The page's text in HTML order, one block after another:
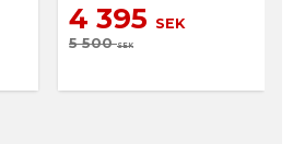
2portsladdare DC18RD
4 395 SEK
5 500SEK